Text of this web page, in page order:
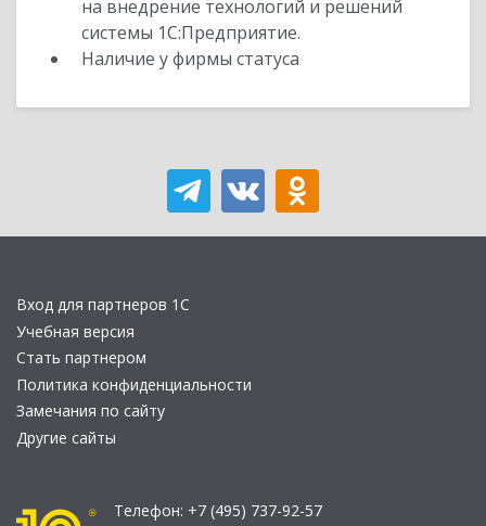
на внедрение технологий и решений
системы 1С:Предприятие.
Наличие у фирмы статуса
Вход для партнеров 1С
Учебная версия
Стать партнером
Политика конфиденциальности
Замечания по сайту
Другие сайты
Телефон: +7 (495) 737-92-57